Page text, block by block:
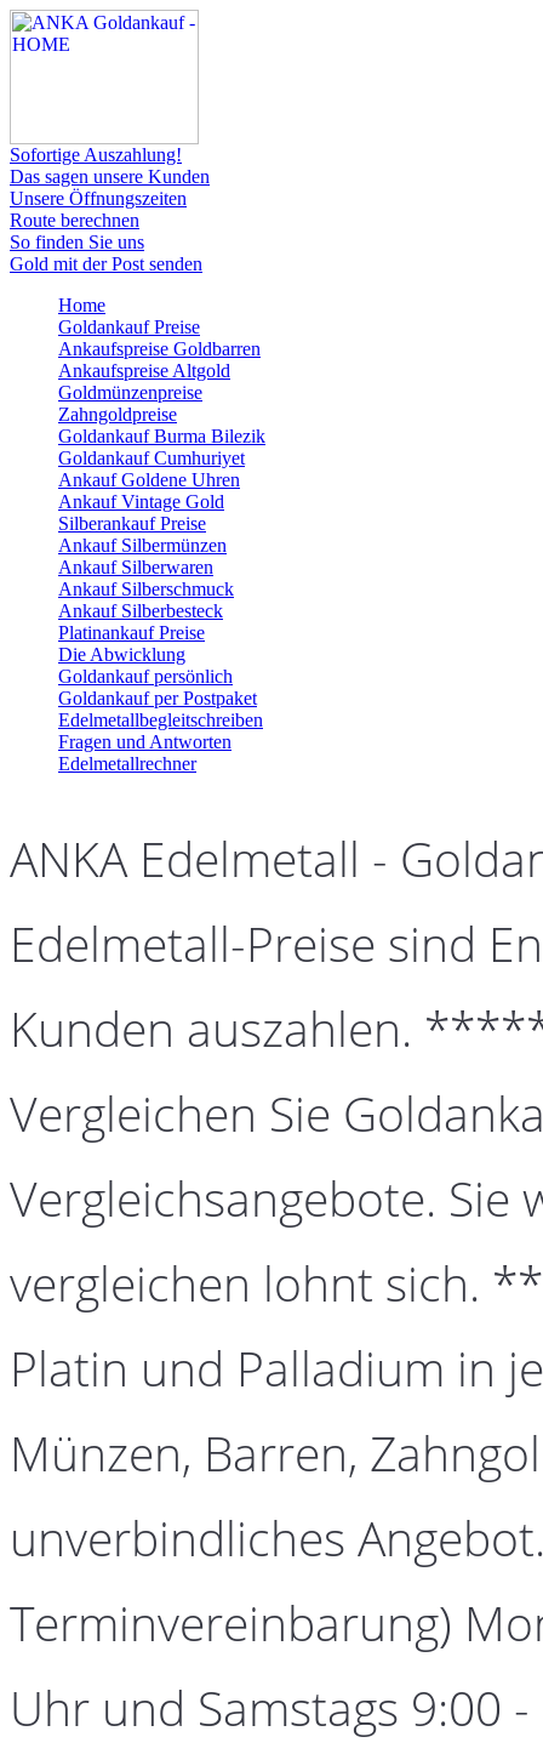
Sofortige Auszahlung!
Das sagen unsere Kunden
Unsere Öffnungszeiten
Route berechnen
So finden Sie uns
Gold mit der Post senden
Home
Goldankauf Preise
Ankaufspreise Goldbarren
Ankaufspreise Altgold
Goldmünzenpreise
Zahngoldpreise
Goldankauf Burma Bilezik
Goldankauf Cumhuriyet
Ankauf Goldene Uhren
Ankauf Vintage Gold
Silberankauf Preise
Ankauf Silbermünzen
Ankauf Silberwaren
Ankauf Silberschmuck
Ankauf Silberbesteck
Platinankauf Preise
Die Abwicklung
Goldankauf persönlich
Goldankauf per Postpaket
Edelmetallbegleitschreiben
Fragen und Antworten
Edelmetallrechner
ANKA Edelmetall -
Edelmetall-Preise sind
Kunden auszahlen.
Vergleichen Sie
Vergleichsangebote. Sie
vergleichen lohnt sich.
Platin und Palladium in
Münzen, Barren,
unverbindliches
Terminvereinbarung)
Uhr und Samstags 9:00